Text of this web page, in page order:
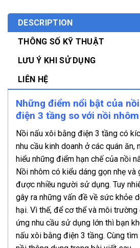
DESCRIPTION
THÔNG SỐ KỸ THUẬT
LƯU Ý KHI SỬ DỤNG
LIÊN HỆ
Những điểm nổi bật của
điện 3 tầng so với nồi nhôm
Nồi nấu xôi bằng điện 3 tầng có
nhu cầu kinh doanh ở các quán ăn,
hiểu những điểm hạn chế của nồi
Nồi nhôm có kiểu dáng gọn nhẹ và
được nhiều người sử dụng. Tuy
gây ra những vấn đề về sức khỏe
hại. Vì thế, để cơ thể và môi
ứng nhu cầu sử dụng lớn thì bạn
nấu xôi bằng điện 3 tầng. Cùng